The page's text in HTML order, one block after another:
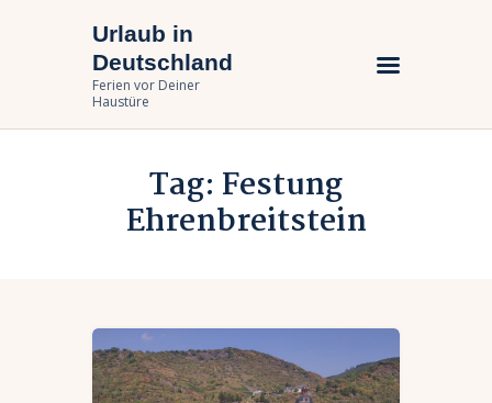
Urlaub in
Deutschland
Ferien vor Deiner
Haustüre
Tag: Festung
Ehrenbreitstein
Urlaub in Deutschland
Ferien vor Deiner Haustüre
Urlaub zuhause
Bundesländer
Urlaubsarten